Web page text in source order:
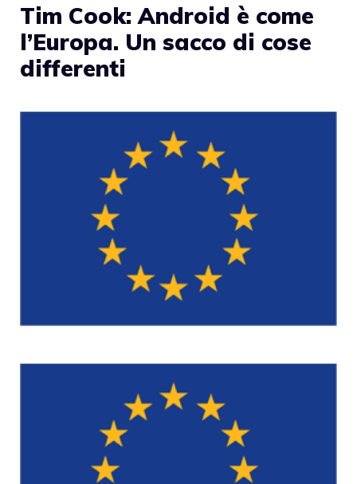
Tim Cook: Android è come
l’Europa. Un sacco di cose
differenti